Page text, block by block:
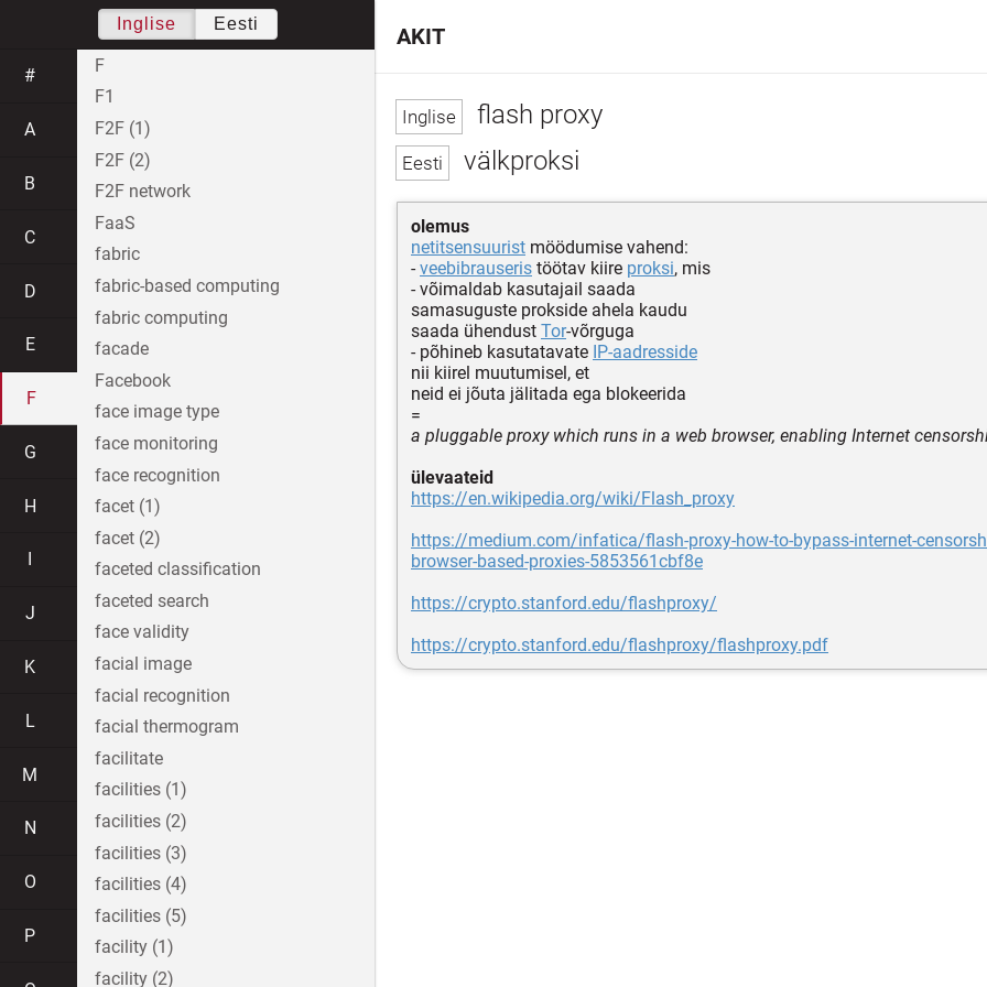
flash proxy
välkproksi
olemus
netitsensuurist möödumise vahend:
-veebibrauseris töötav kiire proksi, mis
- võimaldab kasutajail saada
samasuguste prokside ahela kaudu
saada ühendust Tor-võrguga
- põhineb kasutatavate IP-aadresside
nii kiirel muutumisel, et
neid ei jõuta jälitada ega blokeerida
=
a pluggable proxy which runs in a web browser, enabling Internet
ülevaateid
https://en.wikipedia.org/wiki/Flash_proxy
https://medium.com/infatica/flash-proxy-how-to-bypass-internet-
browser-based-proxies-5853561cbf8e
https://crypto.stanford.edu/flashproxy/
https://crypto.stanford.edu/flashproxy/flashproxy.pdf
AKIT
Inglise Eesti
#
A
B
C
D
E
F
G
H
J
K
L
M
N
O
P
F
F1
F2F (1)
F2F (2)
F2F network
FaaS
fabric
fabric-based computing
fabric computing
facade
Facebook
face image type
face monitoring
face recognition
facet (1)
facet (2)
faceted classification
faceted search
face validity
facial image
facial recognition
facial thermogram
facilitate
facilities (1)
facilities (2)
facilities (3)
facilities (4)
facilities (5)
facility (1)
facility (2)